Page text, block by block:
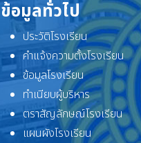
ข้อมูลทั่วไป
ประวัติโรงเรียน
คำแจ้งความตั้งโรงเรียน
ข้อมูลโรงเรียน
ทำเนียบผู้บริหาร
ตราสัญลักษณ์โรงเรียน
แผนผังโรงเรียน